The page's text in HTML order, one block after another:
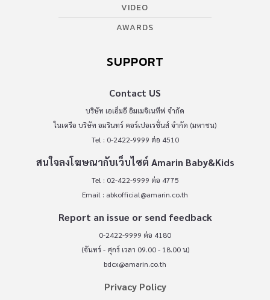
VIDEO
AWARDS
SUPPORT
Contact US
บริษัท เอเอ็มอี อิมเมจิเนทีฟ จำกัด
ในเครือ บริษัท อมรินทร์ คอร์เปอเรชั่นส์ จำกัด (มหาชน)
Tel : 0-2422-9999 ต่อ 4510
สนใจลงโฆษณากับเว็บไซต์ Amarin Baby&Kids
Tel : 02-422-9999 ต่อ 4775
Email : abkofficial@amarin.co.th
Report an issue or send feedback
0-2422-9999 ต่อ 4180
(จันทร์ - ศุกร์ เวลา 09.00 - 18.00 น)
bdcx@amarin.co.th
Privacy Policy